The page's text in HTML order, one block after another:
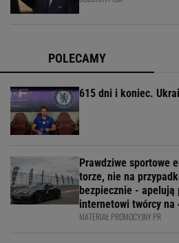
POLECAMY
615 dni i koniec.
Prawdziwe sportowe
torze, nie na
bezpiecznie -
internetowi twórcy na
MATERIAŁ PROMOCYJNY PR